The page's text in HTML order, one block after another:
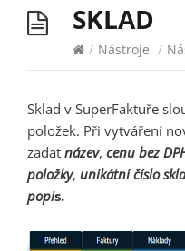
SKLAD
/ Nástroje /
Sklad v SuperFaktuře
položek. Při vytváření
zadat název, cenu bez
položky, unikátní číslo
popis.